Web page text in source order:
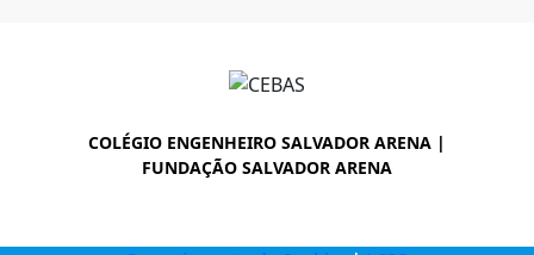
COLÉGIO ENGENHEIRO SALVADOR ARENA |
FUNDAÇÃO SALVADOR ARENA